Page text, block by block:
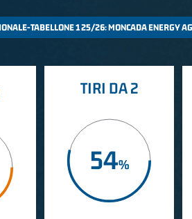
TIRI DA 2
54